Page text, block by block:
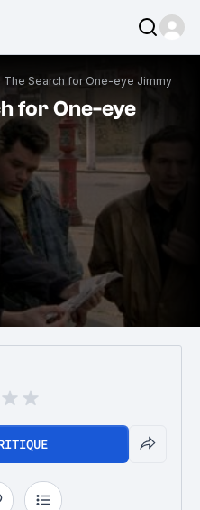
The Search for One-eye Jimmy
for One-eye